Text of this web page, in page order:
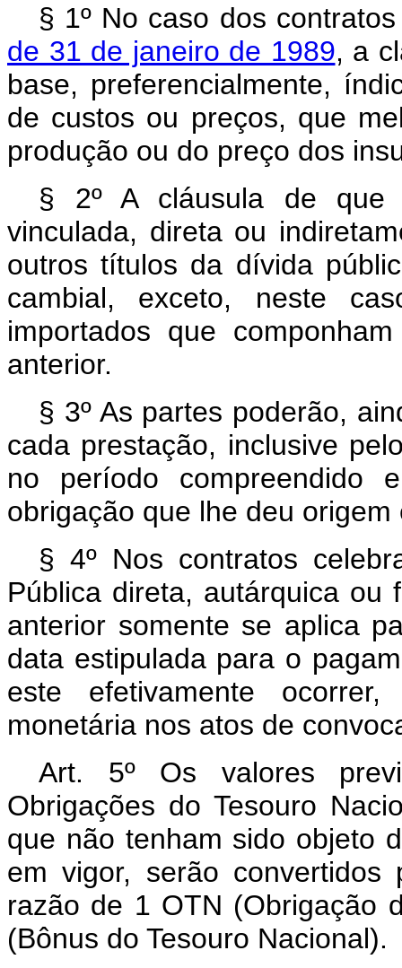
§ 1º No caso dos
de 31 de janeiro de 1989, a
base, preferencialmente,
de custos ou preços, que
produção ou do preço dos
§ 2º A cláusula de que
vinculada, direta ou
outros títulos da dívida
cambial, exceto, neste
importados que
anterior.
§ 3º As partes poderão,
cada prestação, inclusive
no período compreendido
obrigação que lhe deu
§ 4º Nos contratos
Pública direta, autárquica ou
anterior somente se aplica
data estipulada para o
este efetivamente
monetária nos atos de
Art. 5º Os valores
Obrigações do Tesouro
que não tenham sido objeto
em vigor, serão convertidos
razão de 1 OTN (Obrigação
(Bônus do Tesouro Nacional).